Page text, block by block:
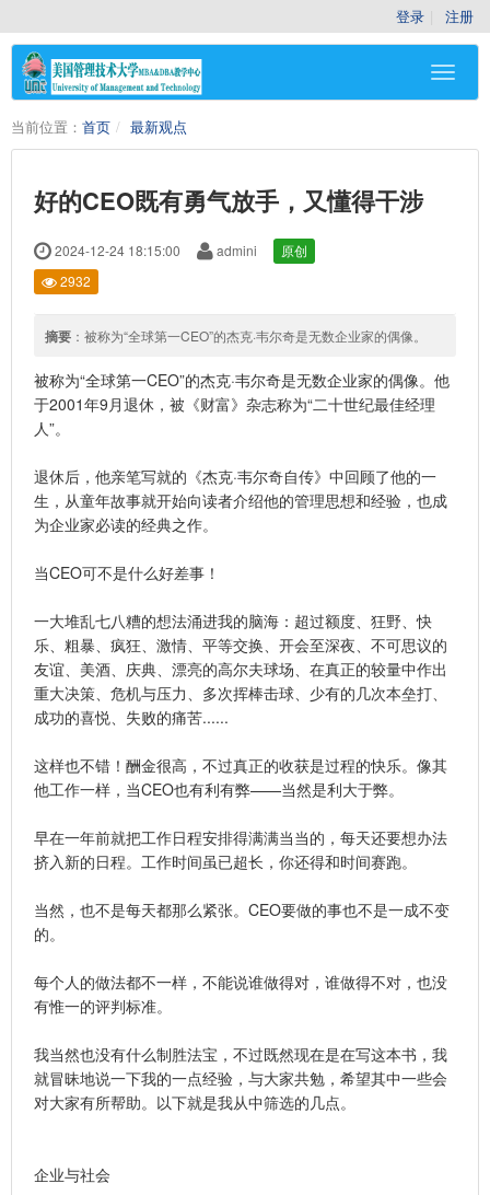
登录 注册
当前位置： 首页 最新观点
好的CEO既有勇气放手，又懂得干涉
2024-12-24 18:15:00 admini
原创
2932
摘要 ：被称为“全球第一CEO”的杰克·韦尔奇是无数企业家的偶像。
被称为“全球第一CEO”的杰克·韦尔奇是无数企业家的偶像。他
于2001年9月退休，被《财富》杂志称为“二十世纪最佳经理
人”。
退休后，他亲笔写就的《杰克·韦尔奇自传》中回顾了他的一
生，从童年故事就开始向读者介绍他的管理思想和经验，也成
为企业家必读的经典之作。
当CEO可不是什么好差事！
一大堆乱七八糟的想法涌进我的脑海：超过额度、狂野、快
乐、粗暴、疯狂、激情、平等交换、开会至深夜、不可思议的
友谊、美酒、庆典、漂亮的高尔夫球场、在真正的较量中作出
重大决策、危机与压力、多次挥棒击球、少有的几次本垒打、
成功的喜悦、失败的痛苦......
这样也不错！酬金很高，不过真正的收获是过程的快乐。像其
他工作一样，当CEO也有利有弊——当然是利大于弊。
早在一年前就把工作日程安排得满满当当的，每天还要想办法
挤入新的日程。工作时间虽已超长，你还得和时间赛跑。
当然，也不是每天都那么紧张。CEO要做的事也不是一成不变
的。
每个人的做法都不一样，不能说谁做得对，谁做得不对，也没
有惟一的评判标准。
我当然也没有什么制胜法宝，不过既然现在是在写这本书，我
就冒昧地说一下我的一点经验，与大家共勉，希望其中一些会
对大家有所帮助。以下就是我从中筛选的几点。
企业与社会